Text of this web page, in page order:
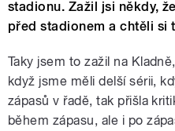
stadionu. Zažil jsi někdy,
před stadionem a chtěli si
Taky jsem to zažil na
když jsme měli delší sérii,
zápasů v řadě, tak přišla
během zápasu, ale i po